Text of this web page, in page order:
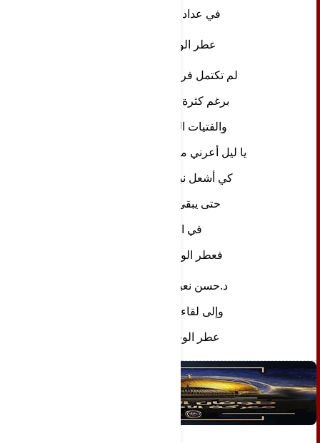
في عداد الراحلين
عطر الوجع ( 4)
لم تكتمل فرحتنا بالعرس
برغم كثرة المساحيق
والفتيات الحسناوات
يا ليل أعرني من زيت نجومك
كي أشعل نبض القنديل
حتى يبقى لي أملا
في الدنيا
فعطر الوجع  عليل
د.حسن نعيم إبراهيم
وإلى لقاء في تتمة